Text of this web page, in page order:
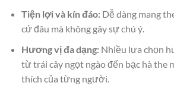
Tiện lợi và kín đáo:Dễ dàng mang
cứ đâu mà không gây sự chú ý.
Hương vị đa dạng:Nhiều lựa chọn
từ trái cây ngọt ngào đến bạc hà the
thích của từng người.